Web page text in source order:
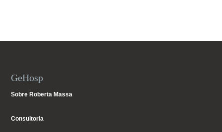
GeHosp
Sobre Roberta Massa
Consultoria